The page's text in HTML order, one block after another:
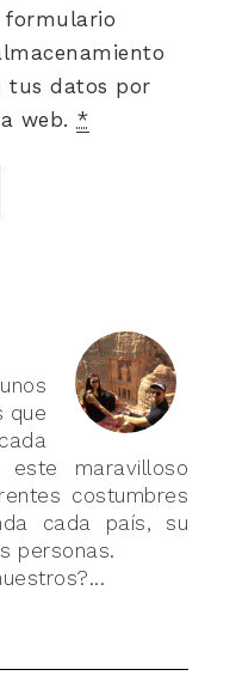
formulario
tus datos por
web. *
que
este maravilloso
costumbres
cada país, su
personas.